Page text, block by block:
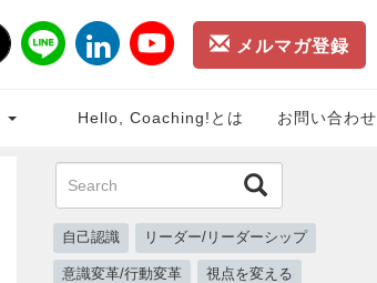
メルマガ登録
Hello, Coaching!とは お問い合わせ
自己認識 リーダー/リーダーシップ
意識変革/行動変革 視点を変える